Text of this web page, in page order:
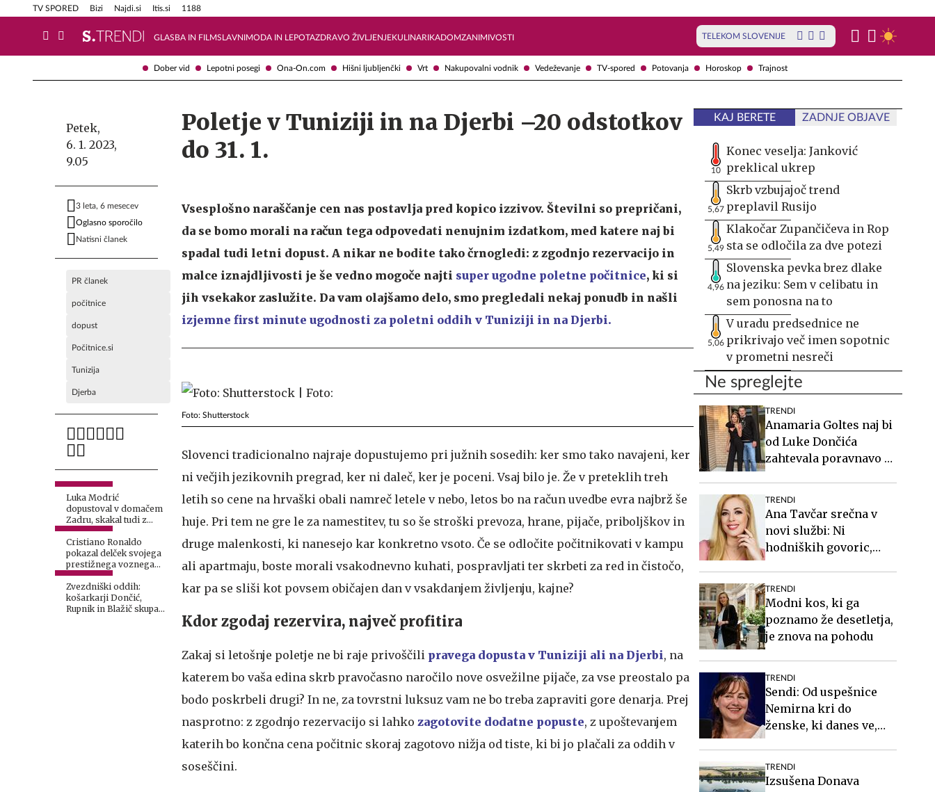
Dober vid Lepotni posegi Ona-On.com Hišni ljubljenčki Vrt Nakupovalni vodnik Vedeževanje TV-spored Potovanja Horoskop Trajnost
TV SPORED Bizi Najdi.si Itis.si 1188
GLASBA IN FILMSLAVNIMODA IN LEPOTAZDRAVO ŽIVLJENJEKULINARIKADOMZANIMIVOSTI TELEKOM SLOVENIJE
Info in obvestila Tehnik
Petek,
6. 1. 2023,
9.05
3 leta, 6 mesecev
Oglasno sporočilo
Natisni članek
PR članek
počitnice
dopust
Počitnice.si
Tunizija
Djerba
Luka Modrić
dopustoval v domačem
Zadru, skakal tudi z
najvišje skakalnice
Cristiano Ronaldo
pokazal delček svojega
prestižnega voznega
parka
Zvezdniški oddih:
košarkarji Dončić,
Rupnik in Blažič skupaj
Poletje v Tuniziji in na Djerbi –20 odstotkov
do 31. 1.
Vsesplošno naraščanje cen nas postavlja pred kopico izzivov. Številni so prepričani,
da se bomo morali na račun tega odpovedati nenujnim izdatkom, med katere naj bi
spadal tudi letni dopust. A nikar ne bodite tako črnogledi: z zgodnjo rezervacijo in
malce iznajdljivosti je še vedno mogoče najti super ugodne poletne počitnice, ki si
jih vsekakor zaslužite. Da vam olajšamo delo, smo pregledali nekaj ponudb in našli
izjemne first minute ugodnosti za poletni oddih v Tuniziji in na Djerbi.
Foto: Shutterstock
Slovenci tradicionalno najraje dopustujemo pri južnih sosedih: ker smo tako navajeni, ker
ni večjih jezikovnih pregrad, ker ni daleč, ker je poceni. Vsaj bilo je. Že v preteklih treh
letih so cene na hrvaški obali namreč letele v nebo, letos bo na račun uvedbe evra najbrž še
huje. Pri tem ne gre le za namestitev, tu so še stroški prevoza, hrane, pijače, priboljškov in
druge malenkosti, ki nanesejo kar konkretno vsoto. Če se odločite počitnikovati v kampu
ali apartmaju, boste morali vsakodnevno kuhati, pospravljati ter skrbeti za red in čistočo,
kar pa se sliši kot povsem običajen dan v vsakdanjem življenju, kajne?
Kdor zgodaj rezervira, največ profitira
Zakaj si letošnje poletje ne bi raje privoščili pravega dopusta v Tuniziji ali na Djerbi, na
katerem bo vaša edina skrb pravočasno naročilo nove osvežilne pijače, za vse preostalo pa
bodo poskrbeli drugi? In ne, za tovrstni luksuz vam ne bo treba zapraviti gore denarja. Prej
nasprotno: z zgodnjo rezervacijo si lahko zagotovite dodatne popuste, z upoštevanjem
katerih bo končna cena počitnic skoraj zagotovo nižja od tiste, ki bi jo plačali za oddih v
soseščini.
KAJ BERETE ZADNJE OBJAVE
10
Konec veselja: Janković
preklical ukrep
5,67
Skrb vzbujajoč trend
preplavil Rusijo
5,49
Klakočar Zupančičeva in Rop
sta se odločila za dve potezi
4,96
Slovenska pevka brez dlake
na jeziku: Sem v celibatu in
sem ponosna na to
5,06
V uradu predsednice ne
prikrivajo več imen sopotnic
v prometni nesreči
Ne spreglejte
TRENDI
Anamaria Goltes naj bi
od Luke Dončića
zahtevala poravnavo v
TRENDI
Ana Tavčar srečna v
novi službi: Ni
hodniških govoric,
TRENDI
Modni kos, ki ga
poznamo že desetletja,
je znova na pohodu
TRENDI
Sendi: Od uspešnice
Nemirna kri do
ženske, ki danes ve,
TRENDI
Izsušena Donava